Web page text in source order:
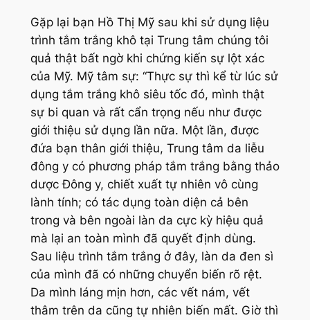
Gặp lại bạn Hồ Thị Mỹ sau khi sử dụng liệu
trình tắm trắng khô tại Trung tâm chúng tôi
quả thật bất ngờ khi chứng kiến sự lột xác
của Mỹ. Mỹ tâm sự: “Thực sự thì kể từ lúc sử
dụng tắm trắng khô siêu tốc đó, mình thật
sự bi quan và rất cẩn trọng nếu như được
giới thiệu sử dụng lần nữa. Một lần, được
đứa bạn thân giới thiệu, Trung tâm da liễu
đông y có phương pháp tắm trắng bằng thảo
dược Đông y, chiết xuất tự nhiên vô cùng
lành tính; có tác dụng toàn diện cả bên
trong và bên ngoài làn da cực kỳ hiệu quả
mà lại an toàn mình đã quyết định dùng.
Sau liệu trình tắm trắng ở đây, làn da đen sì
của mình đã có những chuyển biến rõ rệt.
Da mình láng mịn hơn, các vết nám, vết
thâm trên da cũng tự nhiên biến mất. Giờ thì